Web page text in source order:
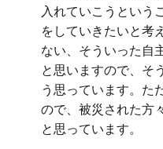
入れていこうという
をしていきたいと考
ない、そういった自
と思いますので、そ
う思っています。た
ので、被災された方
と思っています。